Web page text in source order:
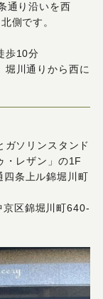
通り沿いを西
側です。
歩10分
堀川通りから西に
ガソリンスタンド
・レザン」の1F
条上ル錦堀川町
区錦堀川町640-